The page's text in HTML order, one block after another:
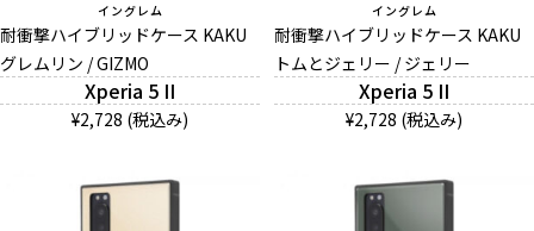
イングレム
耐衝撃ハイブリッドケース KAKU
グレムリン / GIZMO
Xperia 5 II
¥2,728 (税込み)
イングレム
耐衝撃ハイブリッドケース KAKU
トムとジェリー / ジェリー
Xperia 5 II
¥2,728 (税込み)